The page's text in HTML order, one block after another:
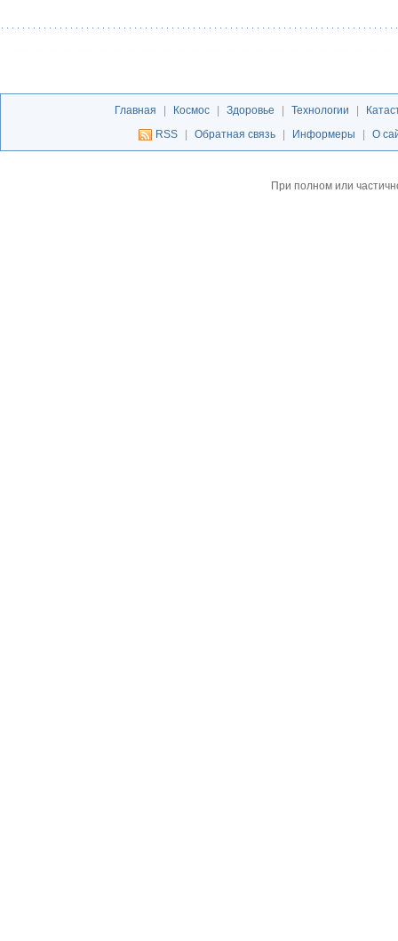
Главная Космос Здоровье Технологии
RSS
Обратная связь Информеры О
При полном или